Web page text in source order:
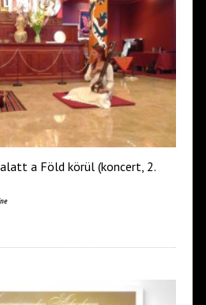
a Föld körül (koncert, 2.